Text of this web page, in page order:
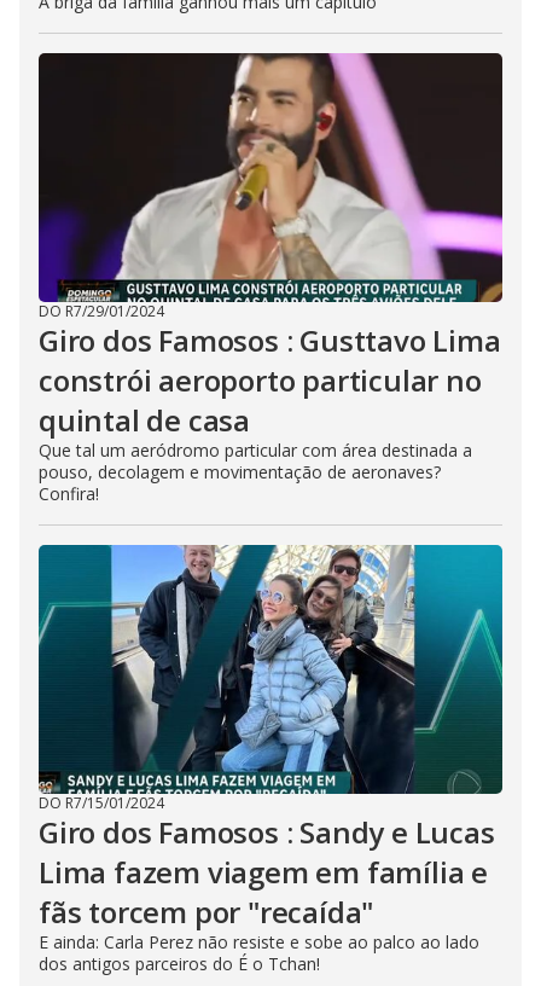
DO R7/29/01/2024
Giro dos Famosos : Gusttavo Lima
constrói aeroporto particular no
quintal de casa
Que tal um aeródromo particular com área destinada a
pouso, decolagem e movimentação de aeronaves?
Confira!
DO R7/15/01/2024
Giro dos Famosos : Sandy e Lucas
Lima fazem viagem em família e
fãs torcem por "recaída"
E ainda: Carla Perez não resiste e sobe ao palco ao lado
dos antigos parceiros do É o Tchan!